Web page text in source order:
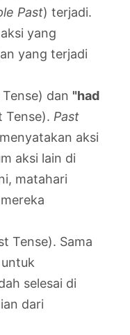
Past) terjadi.
yang
yang terjadi
dan "had
Tense). Past
aksi
aksi lain di
matahari
Tense). Sama
selesai di
dari